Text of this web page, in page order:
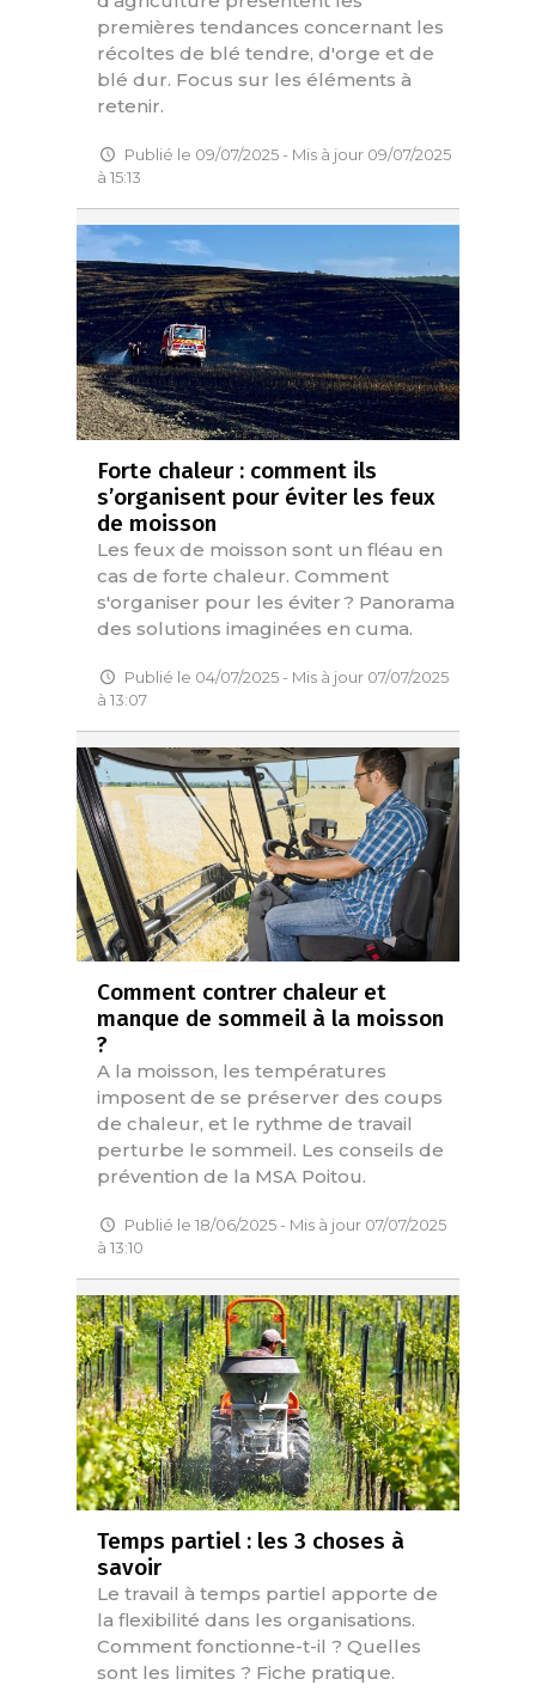
premières tendances concernant les
récoltes de blé tendre, d'orge et de
blé dur. Focus sur les éléments à
retenir.
Publié le 09/07/2025 - Mis à jour 09/07/2025
à 15:13
Forte chaleur : comment ils
s’organisent pour éviter les feux
de moisson
Les feux de moisson sont un fléau en
cas de forte chaleur. Comment
s'organiser pour les éviter ? Panorama
des solutions imaginées en cuma.
Publié le 04/07/2025 - Mis à jour 07/07/2025
à 13:07
Comment contrer chaleur et
manque de sommeil à la moisson
?
A la moisson, les températures
imposent de se préserver des coups
de chaleur, et le rythme de travail
perturbe le sommeil. Les conseils de
prévention de la MSA Poitou.
Publié le 18/06/2025 - Mis à jour 07/07/2025
à 13:10
Temps partiel : les 3 choses à
savoir
Le travail à temps partiel apporte de
la flexibilité dans les organisations.
Comment fonctionne-t-il ? Quelles
sont les limites ? Fiche pratique.